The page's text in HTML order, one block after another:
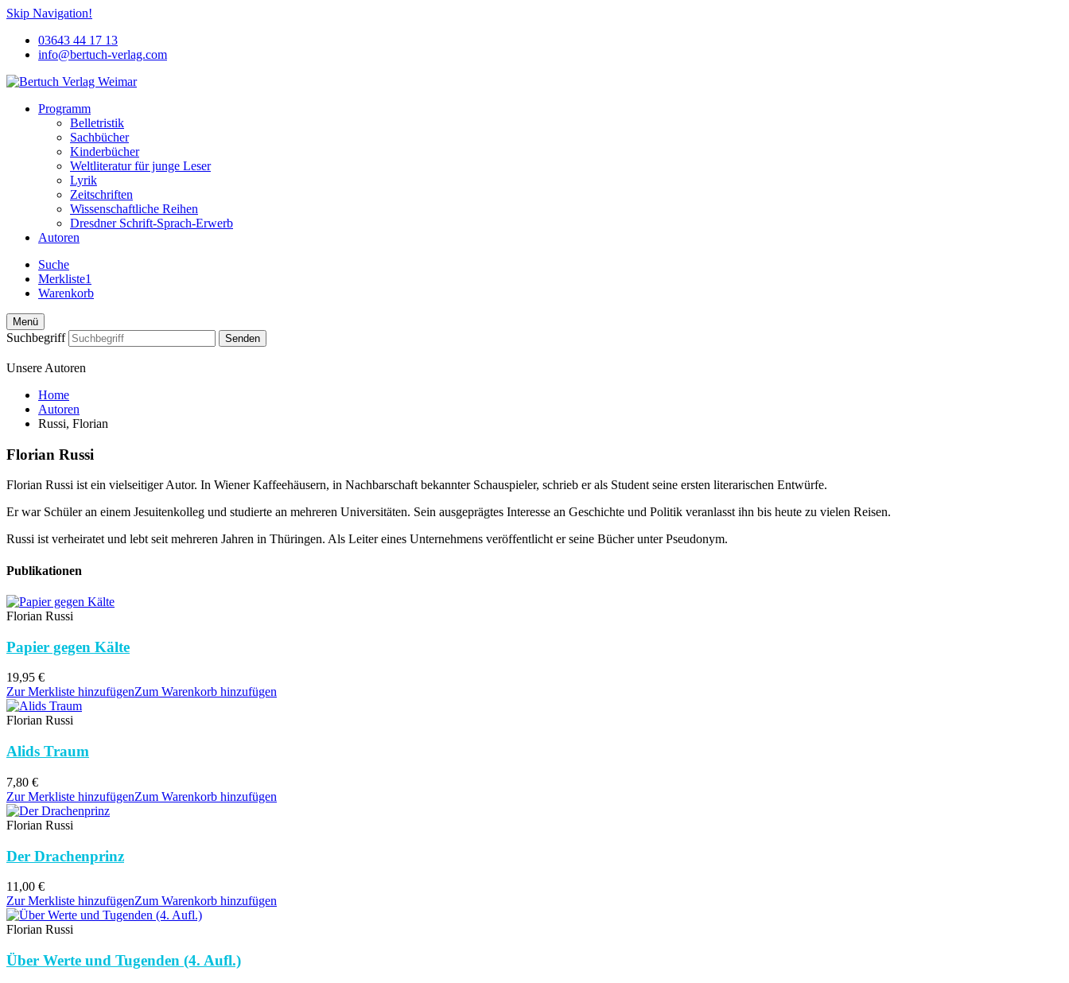
Skip Navigation!
03643 44 17 13
info@bertuch-verlag.com
Programm
Belletristik
Sachbücher
Kinderbücher
Weltliteratur für junge Leser
Lyrik
Zeitschriften
Wissenschaftliche Reihen
Dresdner Schrift-Sprach-Erwerb
Autoren
Suche
Merkliste
Warenkorb
Menü
Suchbegriff Senden
Unsere Autoren
Home
Autoren
Russi, Florian
Florian Russi
Florian Russi ist ein vielseitiger Autor. In Wiener Kaffeehäusern, in Nachbarschaft bekannter Schauspieler, schrieb er als Student seine ersten literarischen Entwürfe.
Er war Schüler an einem Jesuitenkolleg und studierte an mehreren Universitäten. Sein ausgeprägtes Interesse an Geschichte und Politik veranlasst ihn bis heute zu vielen Reisen.
Russi ist verheiratet und lebt seit mehreren Jahren in Thüringen. Als Leiter eines Unternehmens veröffentlicht er seine Bücher unter Pseudonym.
Publikationen
Florian Russi
Papier gegen Kälte
19,95 €
Zur Merkliste hinzufügenZum Warenkorb hinzufügen
Florian Russi
Alids Traum
7,80 €
Zur Merkliste hinzufügenZum Warenkorb hinzufügen
Florian Russi
Der Drachenprinz
11,00 €
Zur Merkliste hinzufügenZum Warenkorb hinzufügen
Florian Russi
Über Werte und Tugenden (4. Aufl.)